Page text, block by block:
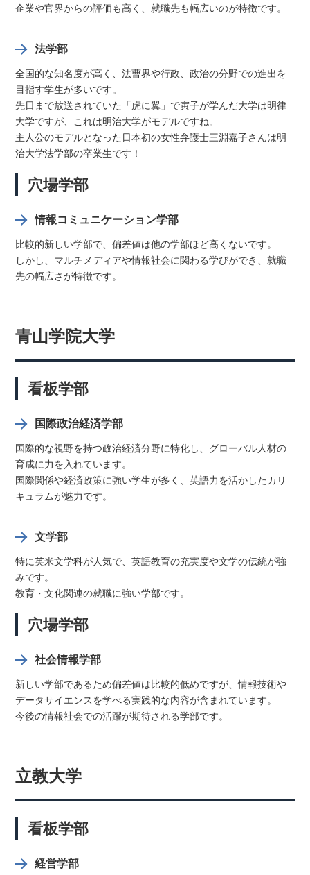
企業や官界からの評価も高く、就職先も幅広いのが特徴です。
法学部
全国的な知名度が高く、法曹界や行政、政治の分野での進出を
目指す学生が多いです。
先日まで放送されていた「虎に翼」で寅子が学んだ大学は明律
大学ですが、これは明治大学がモデルですね。
主人公のモデルとなった日本初の女性弁護士三淵嘉子さんは明
治大学法学部の卒業生です！
穴場学部
情報コミュニケーション学部
比較的新しい学部で、偏差値は他の学部ほど高くないです。
しかし、マルチメディアや情報社会に関わる学びができ、就職
先の幅広さが特徴です。
青山学院大学
看板学部
国際政治経済学部
国際的な視野を持つ政治経済分野に特化し、グローバル人材の
育成に力を入れています。
国際関係や経済政策に強い学生が多く、英語力を活かしたカリ
キュラムが魅力です。
文学部
特に英米文学科が人気で、英語教育の充実度や文学の伝統が強
みです。
教育・文化関連の就職に強い学部です。
穴場学部
社会情報学部
新しい学部であるため偏差値は比較的低めですが、情報技術や
データサイエンスを学べる実践的な内容が含まれています。
今後の情報社会での活躍が期待される学部です。
立教大学
看板学部
経営学部